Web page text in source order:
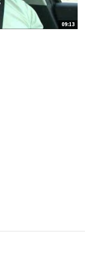
09:13